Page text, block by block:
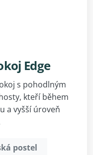
Edge
s pohodlným
kteří během
a vyšší úroveň
postel